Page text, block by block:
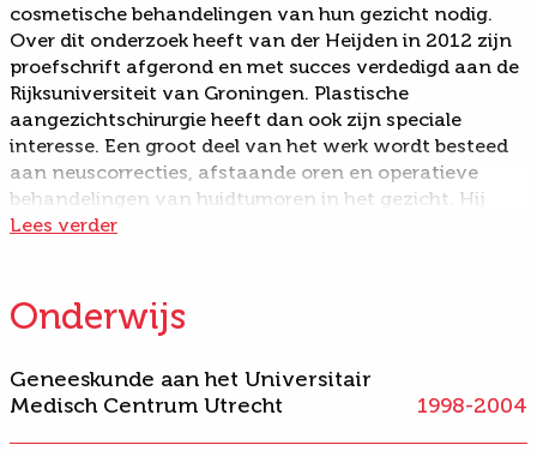
cosmetische behandelingen van hun gezicht nodig.
Over dit onderzoek heeft van der Heijden in 2012 zijn
proefschrift afgerond en met succes verdedigd aan de
Rijksuniversiteit van Groningen. Plastische
aangezichtschirurgie heeft dan ook zijn speciale
interesse. Een groot deel van het werk wordt besteed
aan neuscorrecties, afstaande oren en operatieve
behandelingen van huidtumoren in het gezicht. Hij
heeft aanvullende opleiding, training en werkbezoeken
plastic surgery
succesvol afgerond. Dit heeft geleid tot
een certificering voor plastische aangezichtschirurgie.
van het verbeteren van iemands uitstraling.
prachtig om iemand te kunnen helpen om er goed uit te
Lees verder
Onderwijs
Geneeskunde aan het Universitair
Medisch Centrum Utrecht
1998-2004